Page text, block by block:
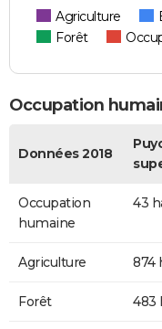
Agriculture
Forêt
Occupation
Données 2018
Occupation
humaine
43
Agriculture 874
Forêt 483